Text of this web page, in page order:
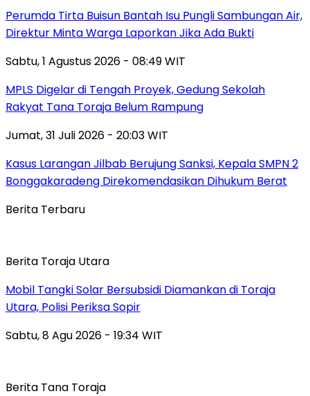
Perumda Tirta Buisun Bantah Isu Pungli Sambungan Air,
Direktur Minta Warga Laporkan Jika Ada Bukti
Sabtu, 1 Agustus 2026 - 08:49 WIT
MPLS Digelar di Tengah Proyek, Gedung Sekolah
Rakyat Tana Toraja Belum Rampung
Jumat, 31 Juli 2026 - 20:03 WIT
Kasus Larangan Jilbab Berujung Sanksi, Kepala SMPN 2
Bonggakaradeng Direkomendasikan Dihukum Berat
Berita Terbaru
Berita Toraja Utara
Mobil Tangki Solar Bersubsidi Diamankan di Toraja
Utara, Polisi Periksa Sopir
Sabtu, 8 Agu 2026 - 19:34 WIT
Berita Tana Toraja